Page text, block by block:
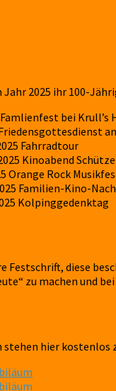
2025 ihr 100-
bei
Fahrradtour
Kinoabend
Orange Rock
Familien-Kino-
Kolpinggedenktag
diese
zu machen und
stehen hier kostenlos